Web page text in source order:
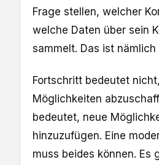
Frage stellen, welcher
welche Daten über sein
sammelt. Das ist nämlich
Fortschritt bedeutet
Möglichkeiten
bedeutet, neue
hinzuzufügen. Eine
muss beides können. Es